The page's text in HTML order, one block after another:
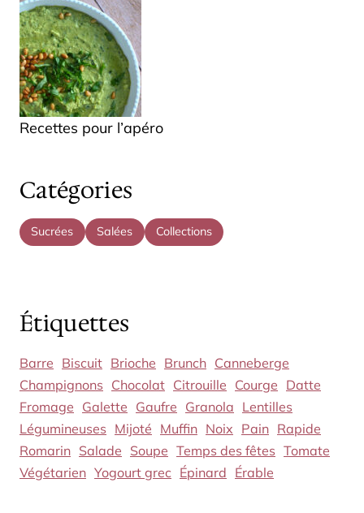
Recettes pour l’apéro
Catégories
Sucrées Salées Collections
Étiquettes
Barre Biscuit Brioche Brunch Canneberge
Champignons Chocolat Citrouille Courge Datte
Fromage Galette Gaufre Granola Lentilles
Légumineuses Mijoté Muffin Noix Pain Rapide
Romarin Salade Soupe Temps des fêtes Tomate
Végétarien Yogourt grec Épinard Érable